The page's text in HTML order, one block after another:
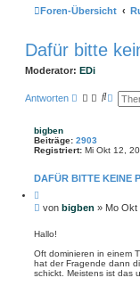
Foren-Übersicht
Dafür bitte
Moderator: EDi
Antworten
S E
t
t
S
u
bigben
Beiträge: 2903
Registriert: Mi Okt 12,
DAFÜR BITTE KEINE
i
t
e
e
n
B
i
r
a
von bigben » Mo Okt
Hallo!
Oft dominieren in einem
hat der Fragende dann
schickt. Meistens ist das